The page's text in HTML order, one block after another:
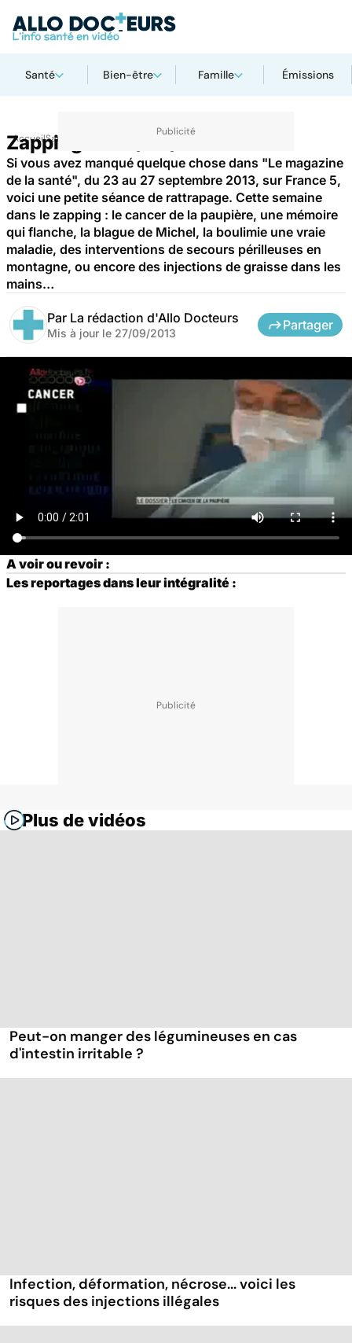
Santé Bien-être Famille Émissions
AccueilSanté
Zapping du 27/09/2013
Si vous avez manqué quelque chose dans "Le magazine
de la santé", du 23 au 27 septembre 2013, sur France 5,
voici une petite séance de rattrapage. Cette semaine
dans le zapping : le cancer de la paupière, une mémoire
qui flanche, la blague de Michel, la boulimie une vraie
maladie, des interventions de secours périlleuses en
montagne, ou encore des injections de graisse dans les
mains…
Par La rédaction d'Allo Docteurs
Mis à jour le 27/09/2013
Partager
A voir ou revoir :
Les reportages dans leur intégralité :
Plus de vidéos
Peut-on manger des légumineuses en cas
d'intestin irritable ?
Infection, déformation, nécrose... voici les
risques des injections illégales